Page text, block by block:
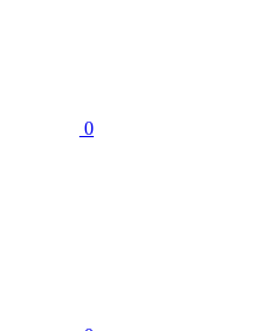
0